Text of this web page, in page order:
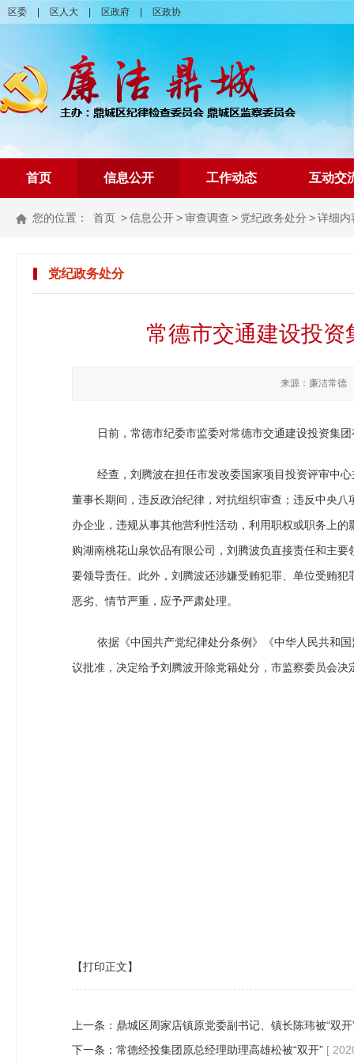
区委 区人大 区政府 区政协
首页 信息公开 工作动态 互动交
您的位置： 首页 >信息公开>审查调查 > 党纪政务处分 >详细内
党纪政务处分
常德市交通建设投资
来源：廉洁常德
日前，常德市纪委市监委对常德市交通建设投资集
经查，刘腾波在担任市发改委国家项目投资评审中
董事长期间，违反政治纪律，对抗组织审查；违反中央
办企业，违规从事其他营利性活动，利用职权或职务上
购湖南桃花山泉饮品有限公司，刘腾波负直接责任和主
要领导责任。此外，刘腾波还涉嫌受贿犯罪、单位受贿
恶劣、情节严重，应予严肃处理。
依据《中国共产党纪律处分条例》《中华人民共和
议批准，决定给予刘腾波开除党籍处分，市监察委员会
【打印正文】
上一条： 鼎城区周家店镇原党委副书记、镇长陈玮被“双开
下一条： 常德经投集团原总经理助理高雄松被“双开” [